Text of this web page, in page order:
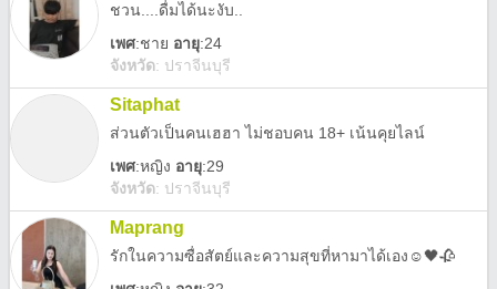
ชวน....ดื่มได้นะงับ..
เพศ:ชาย อายุ:24
จังหวัด: ปราจีนบุรี
Sitaphat
ส่วนตัวเป็นคนเฮฮา ไม่ชอบคน 18+ เน้นคุยไลน์
เพศ:หญิง อายุ:29
จังหวัด: ปราจีนบุรี
Maprang
รักในความซื่อสัตย์และความสุขที่หามาได้เอง☺️🖤🥀